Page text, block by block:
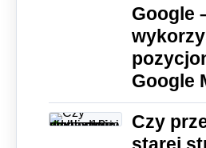
Google
Google
Czy